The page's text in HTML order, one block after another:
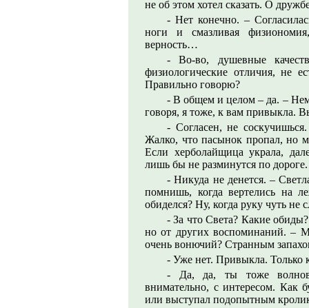
не об этом хотел сказать. О
- Нет конечно. –
ноги и смазливая
верность…
- Во-во, душевные
физиологические отличия, не
Правильно говорю?
- В общем и целом – да. –
говоря, я тоже, к вам привыкла.
- Согласен, не
Жалко, что пасынок пропал, но
Если херболайщица украла,
лишь бы не разминутся по дороге.
- Никуда не денется. –
помнишь, когда вертелись на
обиделся? Ну, когда руку чуть не
- За что Света? Какие
но от других воспоминаний. –
очень вонючий? Странным
- Уже нет. Привыкла. Только
- Да, да, ты тоже
внимательно, с интересом. Как
или выступал подопытным